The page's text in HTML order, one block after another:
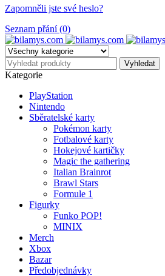
Zapomněli jste své heslo?
Seznam přání (0)
Kategorie
PlayStation
Nintendo
Sběratelské karty
Pokémon karty
Fotbalové karty
Hokejové kartičky
Magic the gathering
Italian Brainrot
Brawl Stars
Formule 1
Figurky
Funko POP!
MINIX
Merch
Xbox
Bazar
Předobjednávky